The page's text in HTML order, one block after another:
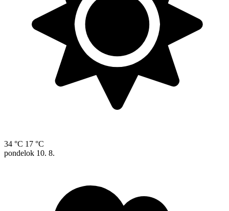
34 °C 17 °C
pondelok 10. 8.